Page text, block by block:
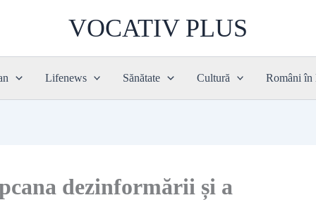
VOCATIV PLUS
Lifenews Sănătate Cultură Români în
dezinformării și a